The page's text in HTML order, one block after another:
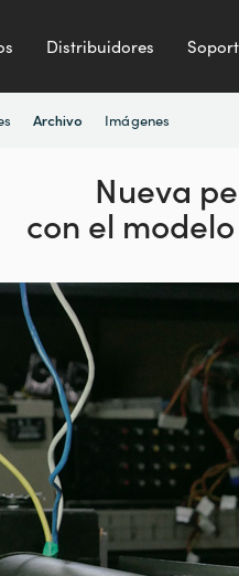
Distribuidores
Archivo Imágenes
Nueva
con el